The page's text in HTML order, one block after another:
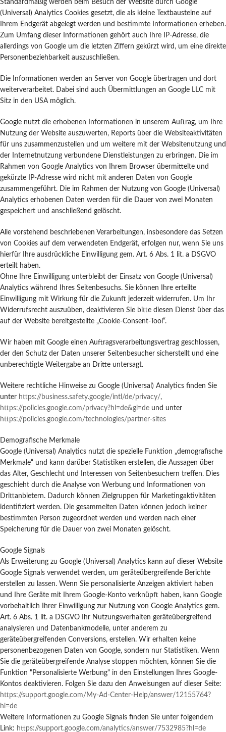
Standardmäßig werden beim Besuch der Website durch Google
(Universal) Analytics Cookies gesetzt, die als kleine Textbausteine auf
Ihrem Endgerät abgelegt werden und bestimmte Informationen erheben.
Zum Umfang dieser Informationen gehört auch Ihre IP-Adresse, die
allerdings von Google um die letzten Ziffern gekürzt wird, um eine direkte
Personenbeziehbarkeit auszuschließen.
Die Informationen werden an Server von Google übertragen und dort
weiterverarbeitet. Dabei sind auch Übermittlungen an Google LLC mit
Sitz in den USA möglich.
Google nutzt die erhobenen Informationen in unserem Auftrag, um Ihre
Nutzung der Website auszuwerten, Reports über die Websiteaktivitäten
für uns zusammenzustellen und um weitere mit der Websitenutzung und
der Internetnutzung verbundene Dienstleistungen zu erbringen. Die im
Rahmen von Google Analytics von Ihrem Browser übermittelte und
gekürzte IP-Adresse wird nicht mit anderen Daten von Google
zusammengeführt. Die im Rahmen der Nutzung von Google (Universal)
Analytics erhobenen Daten werden für die Dauer von zwei Monaten
gespeichert und anschließend gelöscht.
Alle vorstehend beschriebenen Verarbeitungen, insbesondere das Setzen
von Cookies auf dem verwendeten Endgerät, erfolgen nur, wenn Sie uns
hierfür Ihre ausdrückliche Einwilligung gem. Art. 6 Abs. 1 lit. a DSGVO
erteilt haben.
Ohne Ihre Einwilligung unterbleibt der Einsatz von Google (Universal)
Analytics während Ihres Seitenbesuchs. Sie können Ihre erteilte
Einwilligung mit Wirkung für die Zukunft jederzeit widerrufen. Um Ihr
Widerrufsrecht auszuüben, deaktivieren Sie bitte diesen Dienst über das
auf der Website bereitgestellte „Cookie-Consent-Tool“.
Wir haben mit Google einen Auftragsverarbeitungsvertrag geschlossen,
der den Schutz der Daten unserer Seitenbesucher sicherstellt und eine
unberechtigte Weitergabe an Dritte untersagt.
Weitere rechtliche Hinweise zu Google (Universal) Analytics finden Sie
unter https://business.safety.google/intl /de/privacy/,
https://policies.google.com/privacy?hl=de&gl=de und unter
https://policies.google.com/technologies/partner-sites
Demografische Merkmale
Google (Universal) Analytics nutzt die spezielle Funktion „demografische
Merkmale“ und kann darüber Statistiken erstellen, die Aussagen über
das Alter, Geschlecht und Interessen von Seitenbesuchern treffen. Dies
geschieht durch die Analyse von Werbung und Informationen von
Drittanbietern. Dadurch können Zielgruppen für Marketingaktivitäten
identifiziert werden. Die gesammelten Daten können jedoch keiner
bestimmten Person zugeordnet werden und werden nach einer
Speicherung für die Dauer von zwei Monaten gelöscht.
Google Signals
Als Erweiterung zu Google (Universal) Analytics kann auf dieser Website
Google Signals verwendet werden, um geräteübergreifende Berichte
erstellen zu lassen. Wenn Sie personalisierte Anzeigen aktiviert haben
und Ihre Geräte mit Ihrem Google-Konto verknüpft haben, kann Google
vorbehaltlich Ihrer Einwilligung zur Nutzung von Google Analytics gem.
Art. 6 Abs. 1 lit. a DSGVO Ihr Nutzungsverhalten geräteübergreifend
analysieren und Datenbankmodelle, unter anderem zu
geräteübergreifenden Conversions, erstellen. Wir erhalten keine
personenbezogenen Daten von Google, sondern nur Statistiken. Wenn
Sie die geräteübergreifende Analyse stoppen möchten, können Sie die
Funktion "Personalisierte Werbung" in den Einstellungen Ihres Google-
Kontos deaktivieren. Folgen Sie dazu den Anweisungen auf dieser Seite:
https://support.google.com/My-Ad-Center-Help/answer/12155764?
hl=de
Weitere Informationen zu Google Signals finden Sie unter folgendem
Link: https://support.google.com/analytics/answer/7532985?hl=de